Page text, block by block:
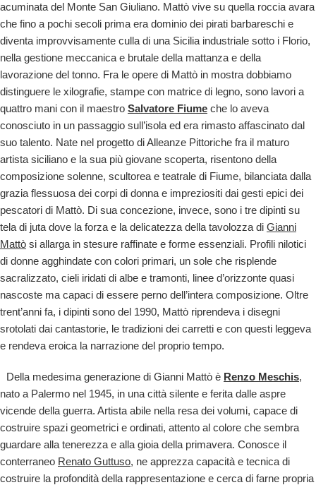
acuminata del Monte San Giuliano. Mattò vive su quella roccia avara
che fino a pochi secoli prima era dominio dei pirati barbareschi e
diventa improvvisamente culla di una Sicilia industriale sotto i Florio,
nella gestione meccanica e brutale della mattanza e della
lavorazione del tonno. Fra le opere di Mattò in mostra dobbiamo
distinguere le xilografie, stampe con matrice di legno, sono lavori a
quattro mani con il maestro Salvatore Fiume che lo aveva
conosciuto in un passaggio sull’isola ed era rimasto affascinato dal
suo talento. Nate nel progetto di Alleanze Pittoriche fra il maturo
artista siciliano e la sua più giovane scoperta, risentono della
composizione solenne, scultorea e teatrale di Fiume, bilanciata dalla
grazia flessuosa dei corpi di donna e impreziositi dai gesti epici dei
pescatori di Mattò. Di sua concezione, invece, sono i tre dipinti su
tela di juta dove la forza e la delicatezza della tavolozza di Gianni
Mattò si allarga in stesure raffinate e forme essenziali. Profili nilotici
di donne agghindate con colori primari, un sole che risplende
sacralizzato, cieli iridati di albe e tramonti, linee d’orizzonte quasi
nascoste ma capaci di essere perno dell’intera composizione. Oltre
trent’anni fa, i dipinti sono del 1990, Mattò riprendeva i disegni
srotolati dai cantastorie, le tradizioni dei carretti e con questi leggeva
e rendeva eroica la narrazione del proprio tempo.
Della medesima generazione di Gianni Mattò è Renzo Meschis,
nato a Palermo nel 1945, in una città silente e ferita dalle aspre
vicende della guerra. Artista abile nella resa dei volumi, capace di
costruire spazi geometrici e ordinati, attento al colore che sembra
guardare alla tenerezza e alla gioia della primavera. Conosce il
conterraneo Renato Guttuso, ne apprezza capacità e tecnica di
costruire la profondità della rappresentazione e cerca di farne propria